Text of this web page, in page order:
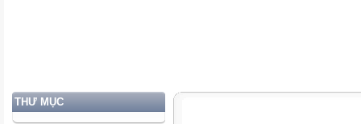
THƯ MỤC